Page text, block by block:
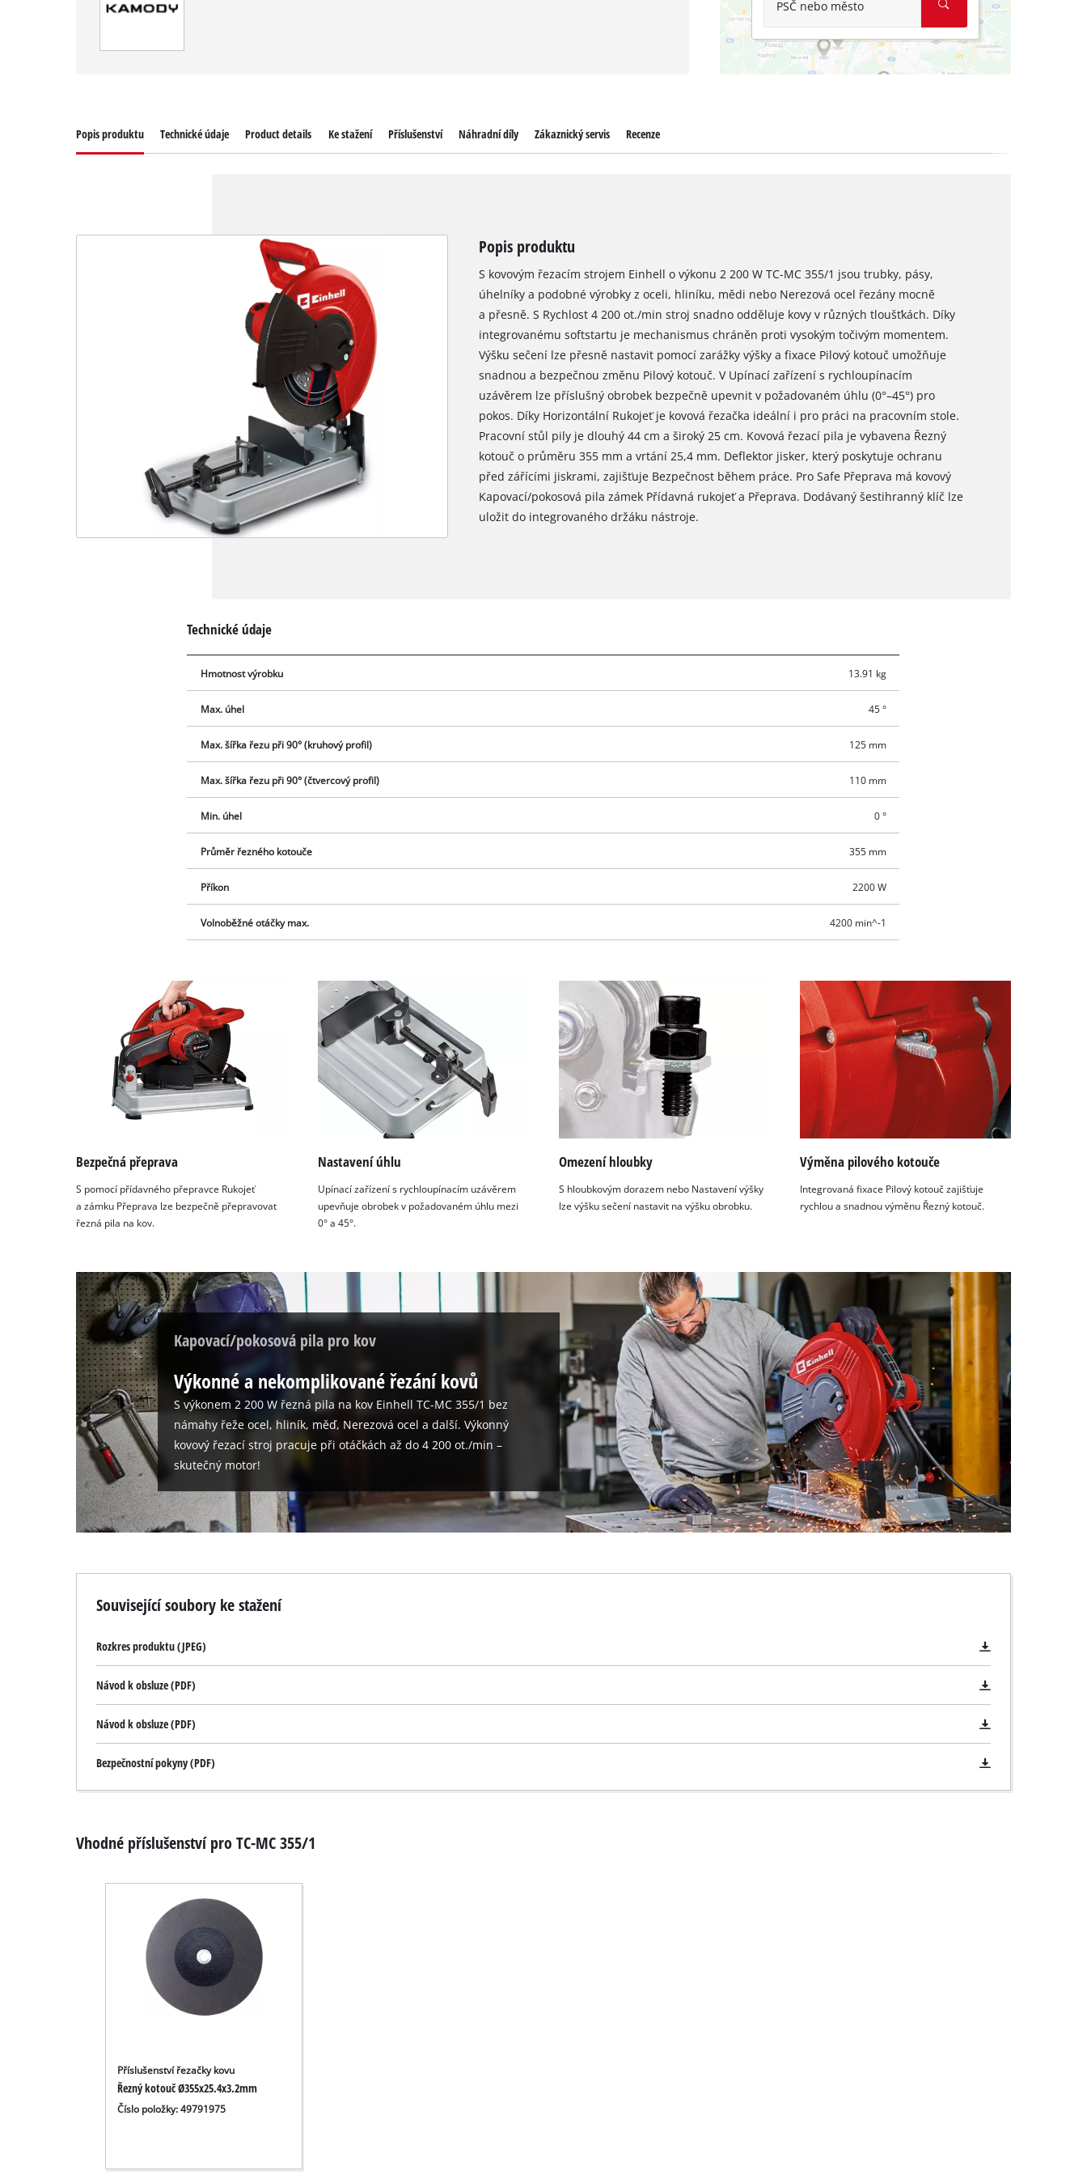
PSČ nebo město
K načtení služby Google Maps
potřebujeme váš souhlas!
This content is not permitted to load due
to trackers that are not disclosed to the
visitor. The website owner needs to setup
the site with their CMP to add this content
Usercentrics Consent
Popis produktu Technické údaje Product details Ke stažení Příslušenství Náhradní díly Zákaznický servis Recenze
Popis produktu
S kovovým řezacím strojem Einhell o výkonu 2 200 W TC-MC 355/1 jsou trubky, pásy,
úhelníky a podobné výrobky z oceli, hliníku, mědi nebo Nerezová ocel řezány mocně
a přesně. S Rychlost 4 200 ot./min stroj snadno odděluje kovy v různých tloušťkách. Díky
integrovanému softstartu je mechanismus chráněn proti vysokým točivým momentem.
Výšku sečení lze přesně nastavit pomocí zarážky výšky a fixace Pilový kotouč umožňuje
snadnou a bezpečnou změnu Pilový kotouč. V Upínací zařízení s rychloupínacím
uzávěrem lze příslušný obrobek bezpečně upevnit v požadovaném úhlu (0°–45°) pro
pokos. Díky Horizontální Rukojeť je kovová řezačka ideální i pro práci na pracovním stole.
Pracovní stůl pily je dlouhý 44 cm a široký 25 cm. Kovová řezací pila je vybavena Řezný
kotouč o průměru 355 mm a vrtání 25,4 mm. Deflektor jisker, který poskytuje ochranu
před zářícími jiskrami, zajišťuje Bezpečnost během práce. Pro Safe Přeprava má kovový
Kapovací/pokosová pila zámek Přídavná rukojeť a Přeprava. Dodávaný šestihranný klíč lze
uložit do integrovaného držáku nástroje.
Technické údaje
Hmotnost výrobku 13.91 kg
Max. úhel 45 °
Max. šířka řezu při 90° (kruhový profil) 125 mm
Max. šířka řezu při 90° (čtvercový profil) 110 mm
Min. úhel 0 °
Průměr řezného kotouče 355 mm
Příkon 2200 W
Volnoběžné otáčky max. 4200 min^-1
Bezpečná přeprava
S pomocí přídavného přepravce Rukojeť
a zámku Přeprava lze bezpečně přepravovat
řezná pila na kov.
Nastavení úhlu
Upínací zařízení s rychloupínacím uzávěrem
upevňuje obrobek v požadovaném úhlu mezi
0° a 45°.
Omezení hloubky
S hloubkovým dorazem nebo Nastavení výšky
lze výšku sečení nastavit na výšku obrobku.
Výměna pilového kotouče
Integrovaná fixace Pilový kotouč zajišťuje
rychlou a snadnou výměnu Řezný kotouč.
Kapovací/pokosová pila pro kov
Výkonné a nekomplikované řezání kovů
S výkonem 2 200 W řezná pila na kov Einhell TC-MC 355/1 bez
námahy řeže ocel, hliník, měď, Nerezová ocel a další. Výkonný
kovový řezací stroj pracuje při otáčkách až do 4 200 ot./min –
skutečný motor!
Související soubory ke stažení
Rozkres produktu (JPEG)
Návod k obsluze (PDF)
Návod k obsluze (PDF)
Bezpečnostní pokyny (PDF)
Vhodné příslušenství pro TC-MC 355/1
Příslušenství řezačky kovu
Řezný kotouč Ø355x25.4x3.2mm
Číslo položky: 49791975